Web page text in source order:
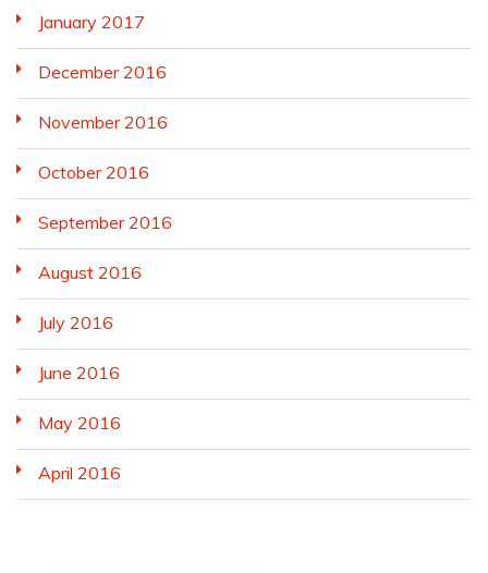
January 2017
December 2016
November 2016
October 2016
September 2016
August 2016
July 2016
June 2016
May 2016
April 2016